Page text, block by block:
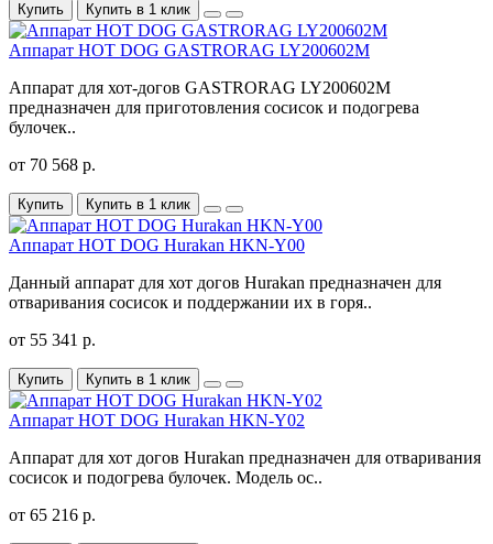
Купить Купить в 1 клик
Аппарат HOT DOG GASTRORAG LY200602M
Аппарат для хот-догов GASTRORAG LY200602M
предназначен для приготовления сосисок и подогрева
булочек..
от 70 568 р.
Купить Купить в 1 клик
Аппарат HOT DOG Hurakan HKN-Y00
Данный аппарат для хот догов Hurakan предназначен для
отваривания сосисок и поддержании их в горя..
от 55 341 р.
Купить Купить в 1 клик
Аппарат HOT DOG Hurakan HKN-Y02
Аппарат для хот догов Hurakan предназначен для отваривания
сосисок и подогрева булочек. Модель ос..
от 65 216 р.